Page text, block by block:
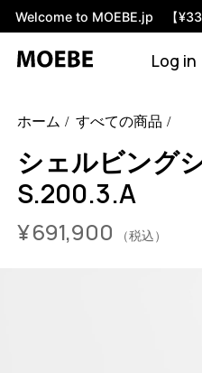
Welcome to MOEBE.jp 【
Log in
system-s-200-3-
S.200.3.A.OA.BL
0
ホーム すべての商品
シェルビング
S.200.3.A
¥691,900 （税込）